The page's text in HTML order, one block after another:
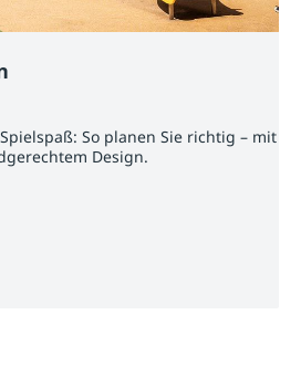
So planen Sie richtig – mit
Design.